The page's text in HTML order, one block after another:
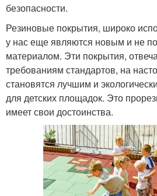
безопасности.
Резиновые покрытия, широко
у нас еще являются новым и не
материалом. Эти покрытия,
требованиям стандартов, на
становятся лучшим и
для детских площадок. Это
имеет свои достоинства.